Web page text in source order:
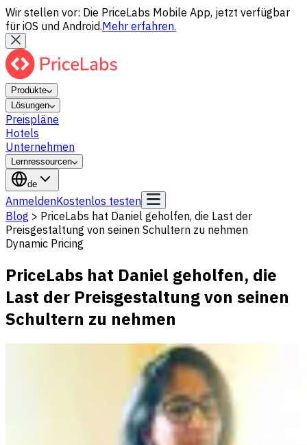
Wir stellen vor: Die PriceLabs Mobile App, jetzt verfügbar
für iOS und Android.Mehr erfahren.
Produkte
Lösungen
Preispläne
Hotels
Unternehmen
Lernressourcen
de
AnmeldenKostenlos testen
Blog > PriceLabs hat Daniel geholfen, die Last der
Preisgestaltung von seinen Schultern zu nehmen
Dynamic Pricing
PriceLabs hat Daniel geholfen, die
Last der Preisgestaltung von seinen
Schultern zu nehmen